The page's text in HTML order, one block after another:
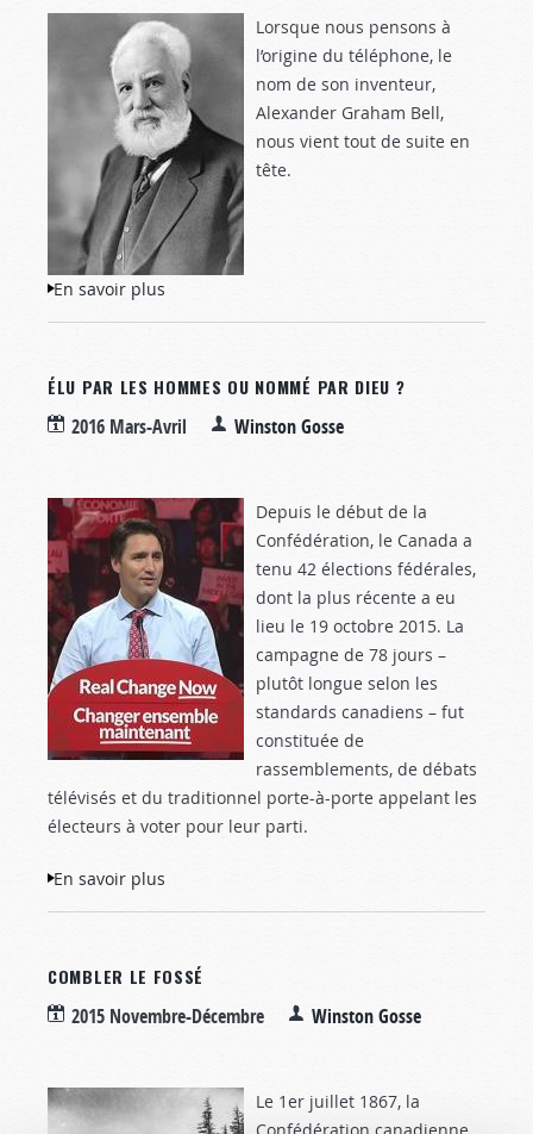
Lorsque nous pensons à
l’origine du téléphone, le
nom de son inventeur,
Alexander Graham Bell,
nous vient tout de suite en
tête.
En savoir plus
ÉLU PAR LES HOMMES OU NOMMÉ PAR DIEU ?
2016 Mars-Avril Winston Gosse
Depuis le début de la
Confédération, le Canada a
tenu 42 élections fédérales,
dont la plus récente a eu
lieu le 19 octobre 2015. La
campagne de 78 jours –
plutôt longue selon les
standards canadiens – fut
constituée de
rassemblements, de débats
télévisés et du traditionnel porte-à-porte appelant les
électeurs à voter pour leur parti.
En savoir plus
COMBLER LE FOSSÉ
2015 Novembre-Décembre Winston Gosse
Le 1er juillet 1867, la